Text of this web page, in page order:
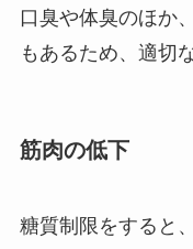
口臭や体臭のほか
もあるため、適切
筋肉の低下
糖質制限をすると